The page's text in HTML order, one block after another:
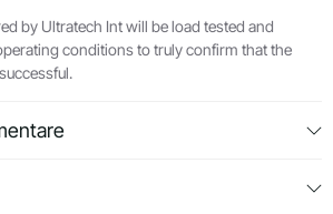
by Ultratech Int will be load tested and
conditions to truly confirm that the